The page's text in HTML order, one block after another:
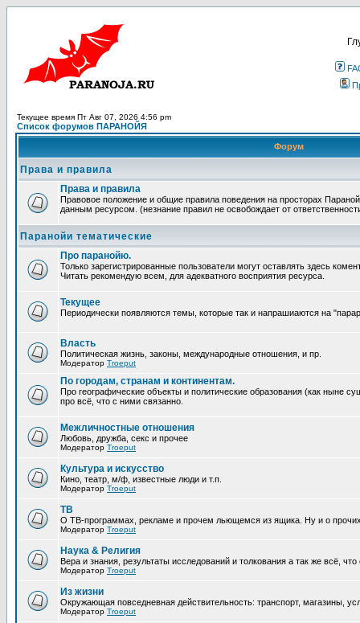
Текущее время Пт Авг 07, 2026 4:56 pm
Список форумов ПАРАНОЙЯ
Форум
Права и правила
Права и правила
Правовое положение и общие правила поведения на просторах
данным ресурсом. (незнание правил не освобождает от
Паранойи тематические
Про паранойю.
Только зарегистрированные пользователи могут оставлять здесь
Читать рекомендую всем, для адекватного восприятия ресурса.
Текущее
Периодически появляются темы, которые так и напрашиаются на
Власть
Политическая жизнь, законы, международные отношения, и пр.
Модератор Troeput
По городам, странам и континентам.
Про географические объекты и политические образования (как ныне
про всё, что с ними связанно.
Межличностные отношения
Любовь, дружба, секс и прочее
Модератор Troeput
Культура и искусство
Кино, театр, м/ф, известные люди и т.п.
Модератор Troeput
ТВ
О ТВ-программах, рекламе и прочем льющемся из ящика. Ну и о
Модератор Troeput
Наука & Религия
Вера и знания, результаты исследований и толкования а так же всё,
Модератор Troeput
Из жизни
Окружающая повседневная действительность: транспорт, магазины,
Модератор Troeput